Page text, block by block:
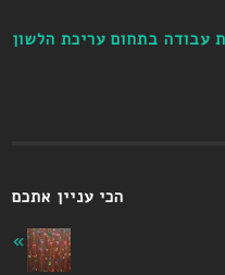
עבודה בתחום עריכת הלשון
הכי עניין אתכם